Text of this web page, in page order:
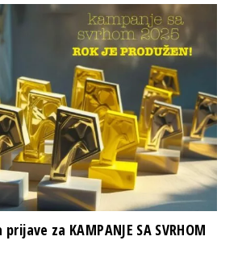
za KAMPANJE SA SVRHOM